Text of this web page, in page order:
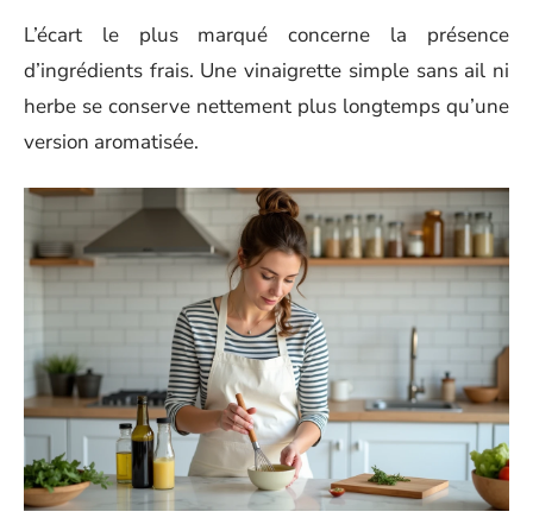
L’écart le plus marqué concerne la présence
d’ingrédients frais. Une vinaigrette simple sans ail ni
herbe se conserve nettement plus longtemps qu’une
version aromatisée.